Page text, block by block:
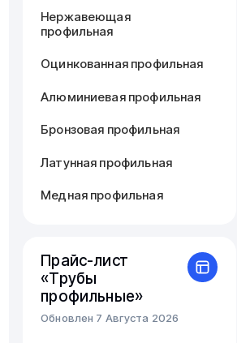
Нержавеющая
профильная
Оцинкованная профильная
Алюминиевая профильная
Бронзовая профильная
Латунная профильная
Медная профильная
Прайс-лист
«Трубы
профильные»
Обновлен 7 Августа 2026